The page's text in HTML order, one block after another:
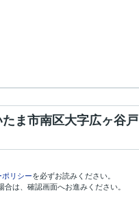
たま市南区大字広ヶ谷戸
リシーを必ずお読みください。
は、確認画面へお進みください。